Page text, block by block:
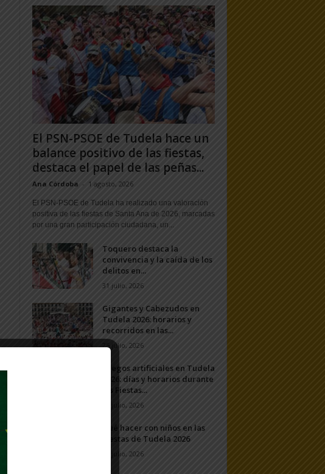
El PSN-PSOE de Tudela hace un
balance positivo de las fiestas,
destaca el papel de las peñas...
Ana Córdoba - 1 agosto, 2026
El PSN-PSOE de Tudela ha realizado una valoración
positiva de las fiestas de Santa Ana de 2026, marcadas
por una gran participación ciudadana, un...
Toquero destaca la
convivencia y la caída de los
delitos en...
31 julio, 2026
Gigantes y Cabezudos en
Tudela 2026: horarios y
recorridos en las...
25 julio, 2026
Fuegos artificiales en Tudela
2026: días y horarios durante
las Fiestas...
24 julio, 2026
Qué hacer con niños en las
Fiestas de Tudela 2026
23 julio, 2026